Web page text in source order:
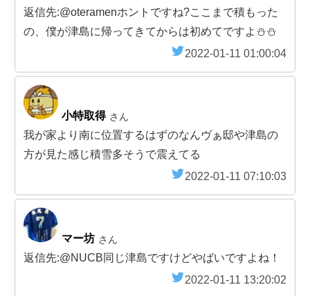
返信先:@oteramenホントですね?ここまで積もった
の、僕が津島に帰ってきてからは初めてですよ⛄⛄
2022-01-11 01:00:04
小特取得 さん
我が家より南に位置するはずのなんヴぁ邸や津島の
方が見た感じ積雪多そうで震えてる
2022-01-11 07:10:03
マー坊 さん
返信先:@NUCB同じ津島ですけどやばいですよね！
2022-01-11 13:20:02